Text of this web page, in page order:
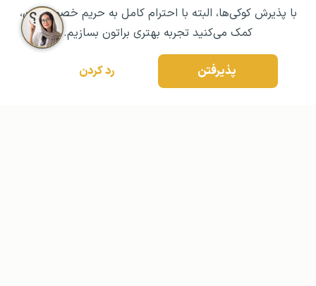
با پذیرش کوکی‌ها، البته با احترام کامل به حریم خصوصیتون،
کمک می‌کنید تجربه بهتری براتون بسازیم.
پذیرفتن رد کردن
مشــاوره اولیه رایگان: ۰۲۱ ۴۳۰۰۰ ۰۲۱ رزرو مشاوره تخصصی